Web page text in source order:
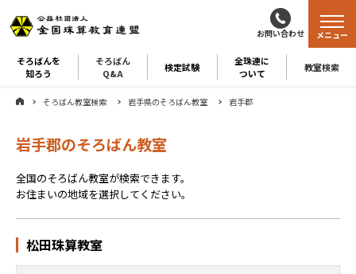
お問い合わせ
そろばんを
知ろう
そろばん
Q&A
検定試験
全珠連に
ついて
教室検索
メニュー
そろばん教室検索 岩手県のそろばん教室 岩手郡
岩手郡のそろばん教室
全国のそろばん教室が検索できます。
お住まいの地域を選択してください。
松田珠算教室